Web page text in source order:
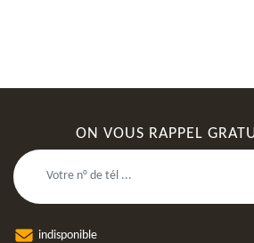
ON VOUS RAPPEL
indisponible